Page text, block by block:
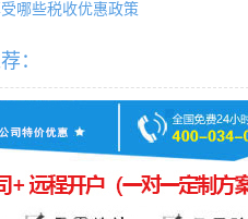
哪些税收优惠政策
：
润直 专题|请收好这份“泰国
字体 百利来（北京）CRS
加